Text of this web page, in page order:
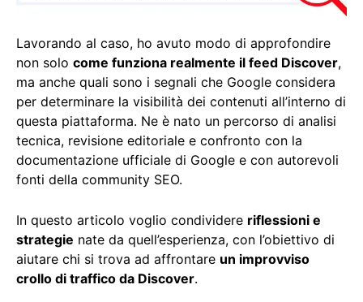
Lavorando al caso, ho avuto modo di approfondire
non solo come funziona realmente il feed Discover,
ma anche quali sono i segnali che Google considera
per determinare la visibilità dei contenuti all’interno di
questa piattaforma. Ne è nato un percorso di analisi
tecnica, revisione editoriale e confronto con la
documentazione ufficiale di Google e con autorevoli
fonti della community SEO.
In questo articolo voglio condividere riflessioni e
strategie nate da quell’esperienza, con l’obiettivo di
aiutare chi si trova ad affrontare un improvviso
crollo di traffico da Discover.